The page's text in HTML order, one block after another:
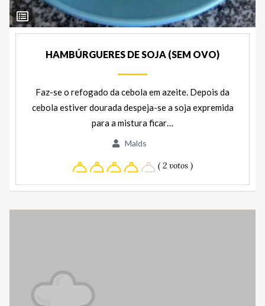
Ver
Ingredientes
HAMBÚRGUERES DE SOJA (SEM OVO)
Faz-se o refogado da cebola em azeite. Depois da
cebola estiver dourada despeja-se a soja expremida
para a mistura ficar…
Malds
( 2 votos )